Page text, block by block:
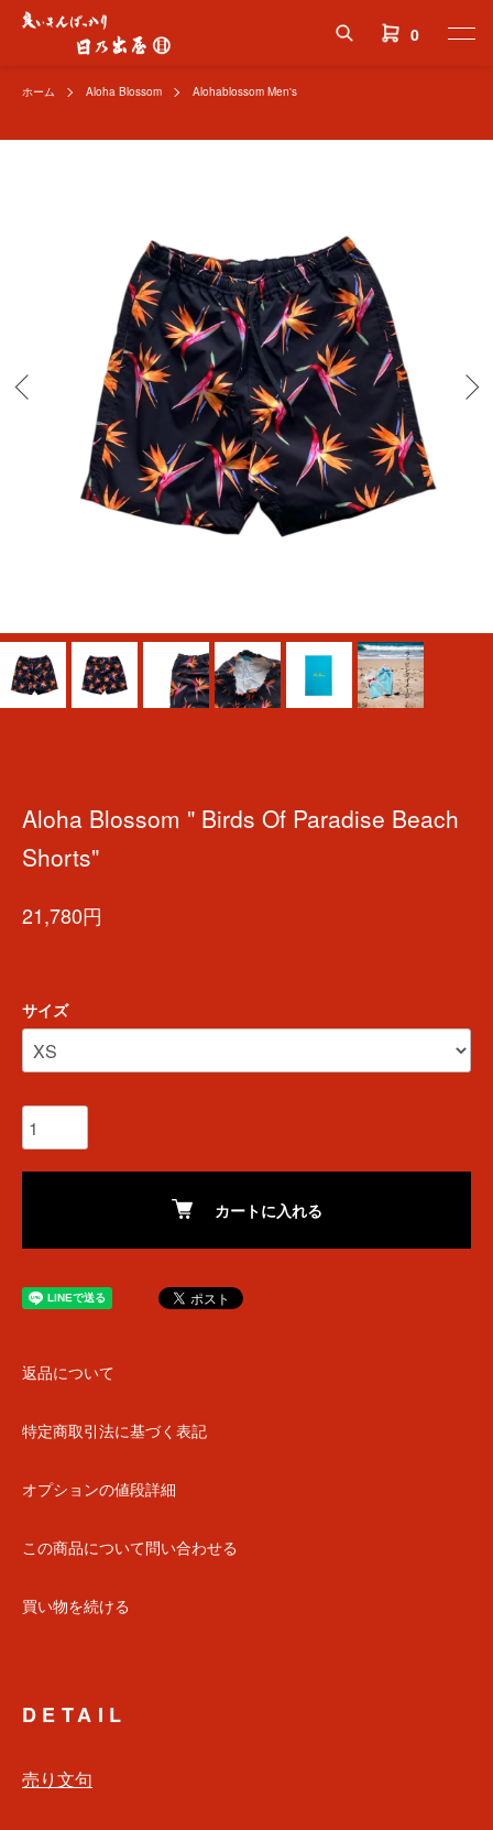
0
ホーム Aloha Blossom Alohablossom Men's
Aloha Blossom " Birds Of Paradise Beach
Shorts"
21,780円
サイズ
カートに入れる
返品について
特定商取引法に基づく表記
オプションの値段詳細
この商品について問い合わせる
買い物を続ける
DETAIL
売り文句